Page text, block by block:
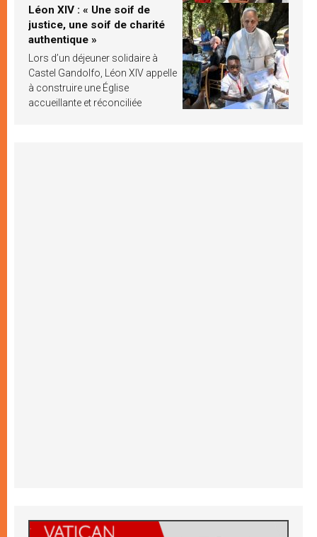
Léon XIV : « Une soif de
justice, une soif de charité
authentique »
Lors d’un déjeuner solidaire à
Castel Gandolfo, Léon XIV appelle
à construire une Église
accueillante et réconciliée